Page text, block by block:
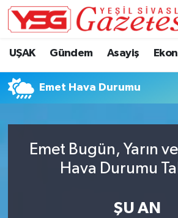
UŞAK Gündem Asayiş
Emet Hava Durumu
Emet Bugün, Yarın
Hava Durumu
ŞU AN
Süper Lig Puan Durumu ve